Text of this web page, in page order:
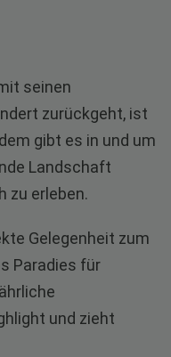
seinen
zurückgeht, ist
gibt es in und um
Landschaft
zu erleben.
Gelegenheit zum
Paradies für
und zieht